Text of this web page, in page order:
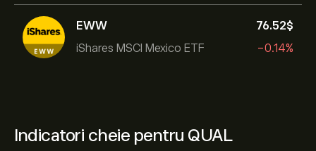
EWW
iShares MSCI Mexico ETF
76.52‎$‎
-0.14%
Indicatori cheie pentru QUAL